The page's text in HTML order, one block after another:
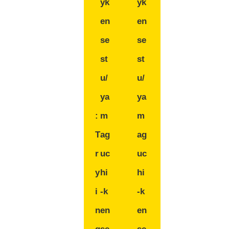
:
T
r
y
i
n
yk
en
se
st
u/
ya
m
ag
uc
hi
-k
en
yk
en
se
st
u/
ya
m
ag
uc
hi
-k
en